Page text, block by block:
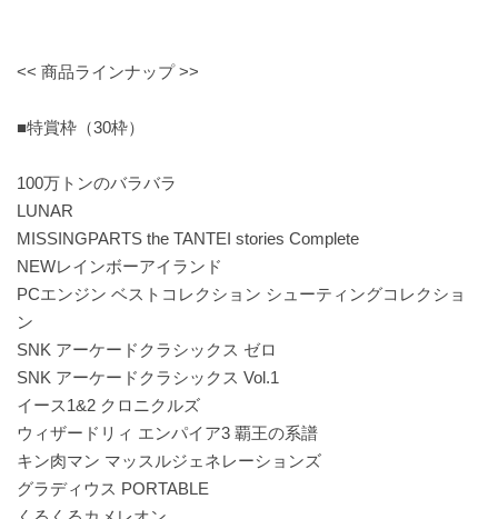
<< 商品ラインナップ >>
■特賞枠（30枠）
100万トンのバラバラ
LUNAR
MISSINGPARTS the TANTEI stories Complete
NEWレインボーアイランド
PCエンジン ベストコレクション シューティングコレクショ
ン
SNK アーケードクラシックス ゼロ
SNK アーケードクラシックス Vol.1
イース1&2 クロニクルズ
ウィザードリィ エンパイア3 覇王の系譜
キン肉マン マッスルジェネレーションズ
グラディウス PORTABLE